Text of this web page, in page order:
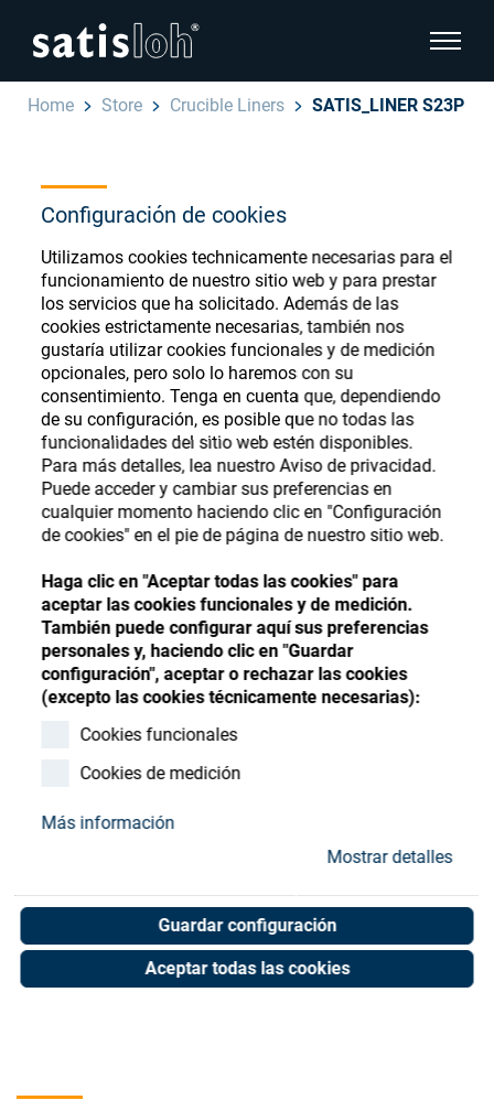
Configuración de cookies
Utilizamos cookies technicamente necesarias para el
funcionamiento de nuestro sitio web y para prestar
los servicios que ha solicitado. Además de las
cookies estrictamente necesarias, también nos
gustaría utilizar cookies funcionales y de medición
opcionales, pero solo lo haremos con su
consentimiento. Tenga en cuenta que, dependiendo
de su configuración, es posible que no todas las
funcionalidades del sitio web estén disponibles.
Para más detalles, lea nuestro Aviso de privacidad.
Puede acceder y cambiar sus preferencias en
cualquier momento haciendo clic en "Configuración
de cookies" en el pie de página de nuestro sitio web.
Haga clic en "Aceptar todas las cookies" para
aceptar las cookies funcionales y de medición.
También puede configurar aquí sus preferencias
personales y, haciendo clic en "Guardar
configuración", aceptar o rechazar las cookies
(excepto las cookies técnicamente necesarias):
Cookies funcionales
Cookies de medición
Más información
Mostrar detalles
Guardar configuración
Aceptar todas las cookies
show
Español
Oftálmica
Óptica de Precisión
Quiénes Somos
Carrera
Contacto
Store
English
Deutsch
汉语
Français
Home Store Crucible Liners SATIS_LINER S23P
Ophthalmic Consumables
Store
Register or Sign-in to access your accounts
and explore our wide range of ophthalmic
consumables
Register Sign-In